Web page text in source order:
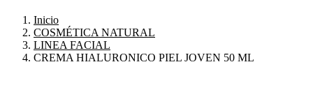
Inicio
COSMÉTICA NATURAL
LINEA FACIAL
CREMA HIALURONICO PIEL JOVEN 50 ML